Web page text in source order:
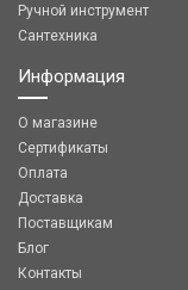
Ручной инструмент
Сантехника
Информация
О магазине
Сертификаты
Оплата
Доставка
Поставщикам
Блог
Контакты